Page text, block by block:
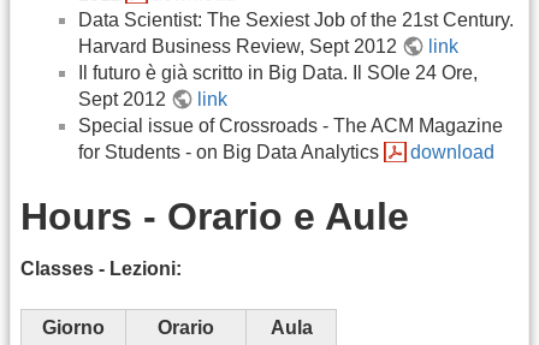
Data Scientist: The Sexiest Job of the 21st Century.
Harvard Business Review, Sept 2012
link
Il futuro è già scritto in Big Data. Il SOle 24 Ore,
Sept 2012
link
Special issue of Crossroads - The ACM Magazine
for Students - on Big Data Analytics
download
Hours - Orario e Aule
Classes - Lezioni:
Giorno Orario
Aula